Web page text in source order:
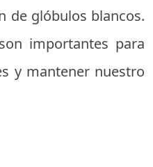
de glóbulos blancos.
importantes para
y mantener nuestro